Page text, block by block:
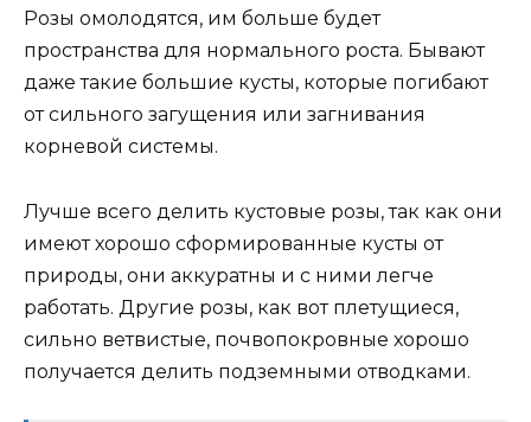
Розы омолодятся, им больше будет
пространства для нормального роста. Бывают
даже такие большие кусты, которые погибают
от сильного загущения или загнивания
корневой системы.
Лучше всего делить кустовые розы, так как они
имеют хорошо сформированные кусты от
природы, они аккуратны и с ними легче
работать. Другие розы, как вот плетущиеся,
сильно ветвистые, почвопокровные хорошо
получается делить подземными отводками.